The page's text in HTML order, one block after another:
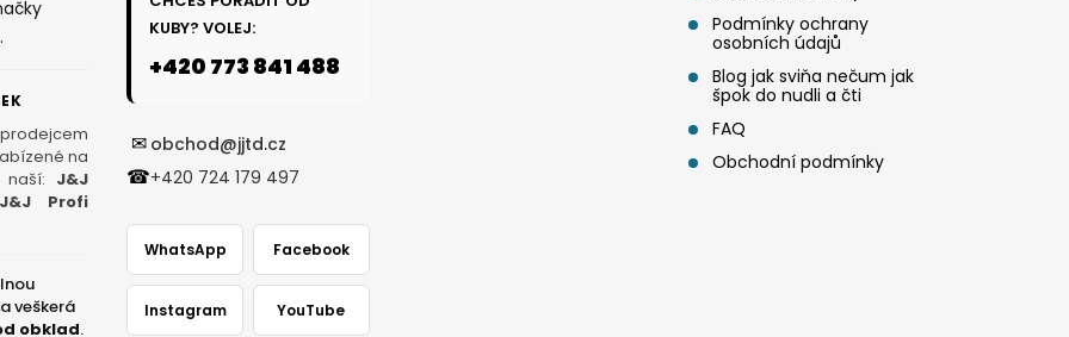
.
na
J&J
J&J Profi
veškerá
obklad.
KUBY? VOLEJ:
+420 773 841 488
✉ obchod@jjtd.cz
☎+420 724 179 497
WhatsApp Facebook
Instagram YouTube
Podmínky ochrany
osobních údajů
Blog jak sviňa nečum jak
špok do nudli a čti
FAQ
Obchodní podmínky